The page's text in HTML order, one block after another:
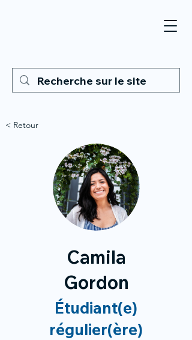
< Retour
Camila
Gordon
Étudiant(e)
régulier(ère)